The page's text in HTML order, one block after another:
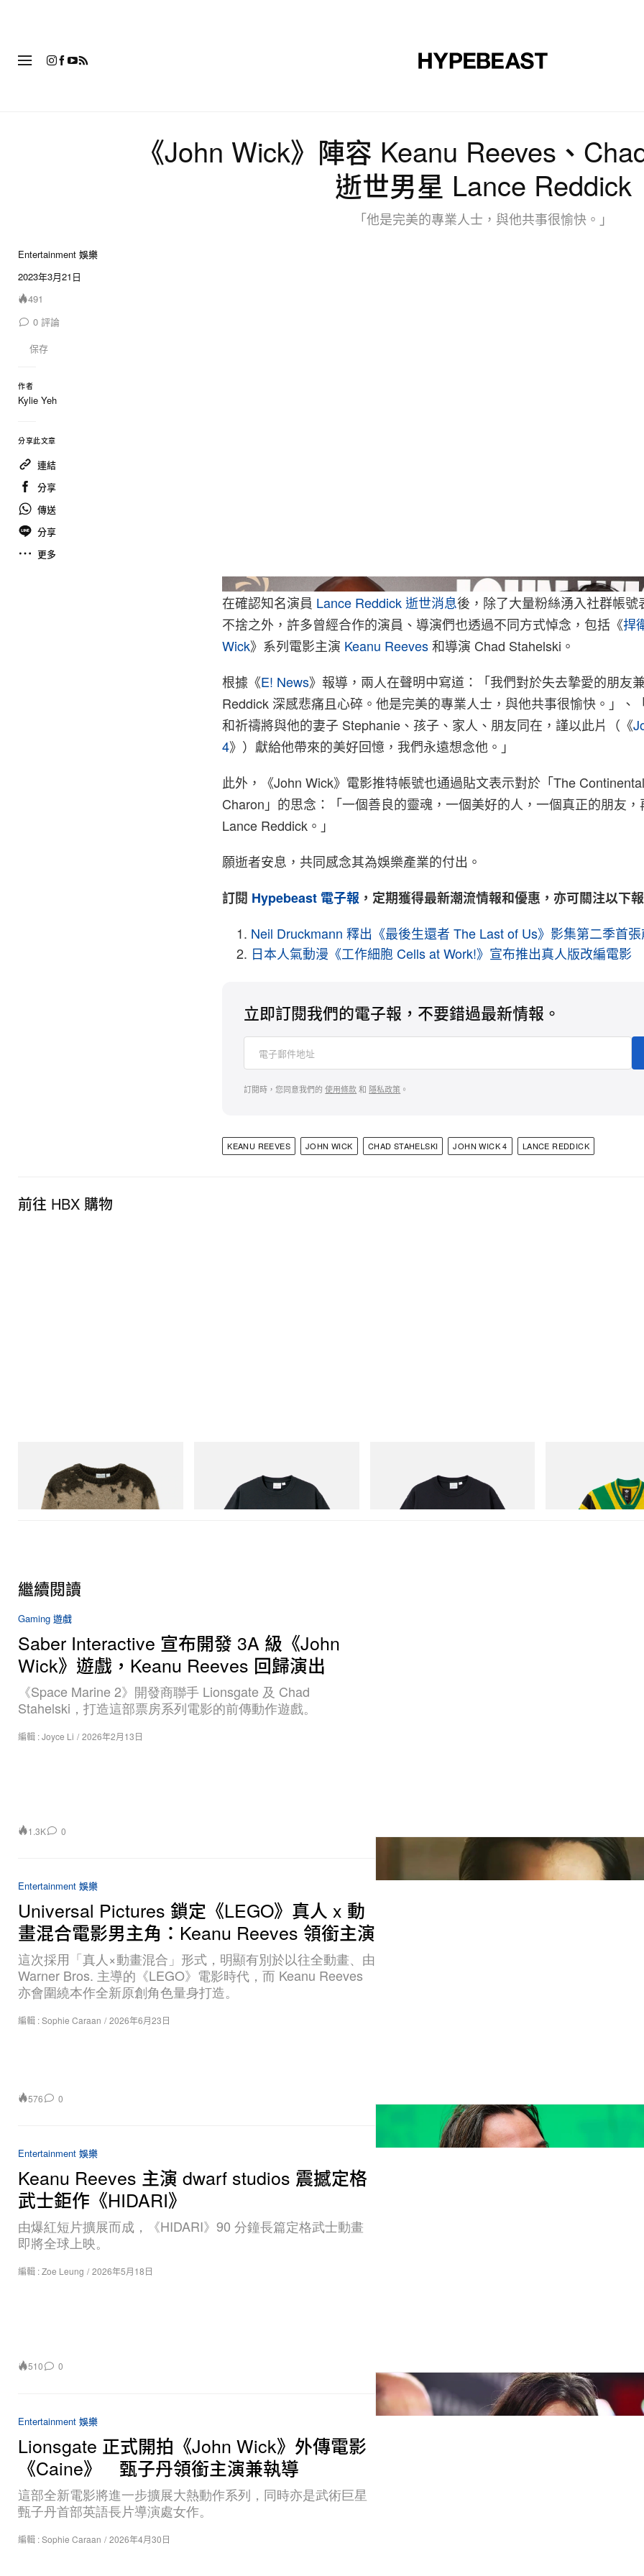
《John Wick》陣容 Keanu Reeves、
逝世男星 Lance Reddick
「他是完美的專業人士，與他共事很愉快。」
Entertainment 娛樂
2023年3月21日
491
0 評論
保存
作者
Kylie Yeh
分享此文章
連結
分享
傳送
分享
更多
Todd
在確認知名演員 Lance Reddick 逝世消息後，除了大量粉絲湧入社群帳號
不捨之外，許多曾經合作的演員、導演們也透過不同方式悼念，包括《捍
Wick》系列電影主演 Keanu Reeves和導演 Chad Stahelski。
根據《E! News》報導，兩人在聲明中寫道：「我們對於失去摯愛的朋友
Reddick 深感悲痛且心碎。他是完美的專業人士，與他共事很愉快。」、
和祈禱將與他的妻子 Stephanie、孩子、家人、朋友同在，謹以此片（《
4》）獻給他帶來的美好回憶，我們永遠想念他。」
此外，《John Wick》電影推特帳號也通過貼文表示對於「The
Charon」的思念：「一個善良的靈魂，一個美好的人，一個真正的朋友，
Lance Reddick。」
願逝者安息，共同感念其為娛樂產業的付出。
訂閱 Hypebeast 電子報 ，定期獲得最新潮流情報和優惠，亦可關注以下
Neil Druckmann 釋出《最後生還者 The Last of Us》影集第二季首
日本人氣動漫《工作細胞 Cells at Work!》宣布推出真人版改編電影
立即訂閱我們的電子報，不要錯過最新情報。
訂閱時，您同意我們的使用條款和 隱私政策 。
KEANU REEVES JOHN WICK CHAD STAHELSKI JOHN WICK 4 LANCE REDDICK
前往 HBX 購物
Mohair Splatter Sweater
立即購入
繼續閱讀
Gaming 遊戲
Saber Interactive 宣布開發 3A 級《John
Wick》遊戲，Keanu Reeves 回歸演出
《Space Marine 2》開發商聯手 Lionsgate 及 Chad
Stahelski，打造這部票房系列電影的前傳動作遊戲。
編輯 :Joyce Li / 2026年2月13日
1.3K 0
Entertainment 娛樂
Universal Pictures 鎖定《LEGO》真人 x 動
畫混合電影男主角：Keanu Reeves 領銜主演
這次採用「真人×動畫混合」形式，明顯有別於以往全動畫、由
Warner Bros. 主導的《LEGO》電影時代，而 Keanu Reeves
亦會圍繞本作全新原創角色量身打造。
編輯 :Sophie Caraan / 2026年6月23日
576 0
Entertainment 娛樂
Keanu Reeves 主演 dwarf studios 震撼定格
武士鉅作《HIDARI》
由爆紅短片擴展而成，《HIDARI》90 分鐘長篇定格武士動畫
即將全球上映。
編輯 :Zoe Leung / 2026年5月18日
510 0
Entertainment 娛樂
Lionsgate 正式開拍《John Wick》外傳電影
《Caine》 甄子丹領銜主演兼執導
這部全新電影將進一步擴展大熱動作系列，同時亦是武術巨星
甄子丹首部英語長片導演處女作。
編輯 :Sophie Caraan / 2026年4月30日